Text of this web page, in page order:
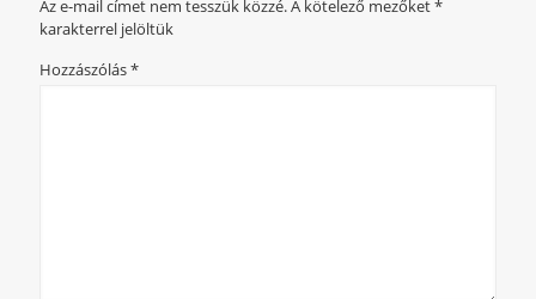
Az e-mail címet nem tesszük közzé.A kötelező mezőket*
karakterrel jelöltük
Hozzászólás*